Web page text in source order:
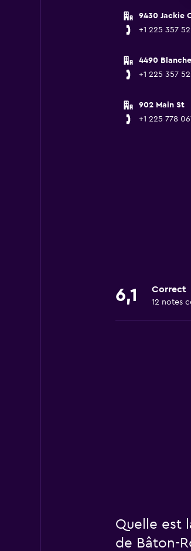
9430 Jackie
+1 225 357
4490
+1 225 357
902 Main St
+1 225 778
6,1 Correct
12 notes
Quelle est
de Bâton-